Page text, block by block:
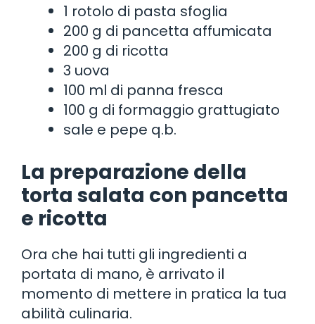
1 rotolo di pasta sfoglia
200 g di pancetta affumicata
200 g di ricotta
3 uova
100 ml di panna fresca
100 g di formaggio grattugiato
sale e pepe q.b.
La preparazione della
torta salata con pancetta
e ricotta
Ora che hai tutti gli ingredienti a
portata di mano, è arrivato il
momento di mettere in pratica la tua
abilità culinaria.